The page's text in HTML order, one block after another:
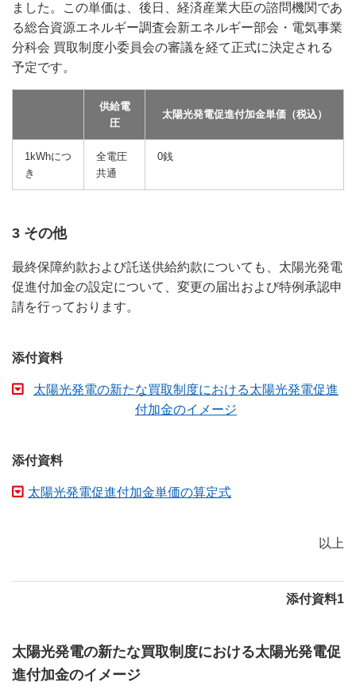
ました。この単価は、後日、経済産業大臣の諮問機関であ
る総合資源エネルギー調査会新エネルギー部会・電気事業
分科会 買取制度小委員会の審議を経て正式に決定される
予定です。
供給電
圧
太陽光発電促進付加金単価（税込）
1kWhにつ
き
全電圧
共通
0銭
3 その他
最終保障約款および託送供給約款についても、太陽光発電
促進付加金の設定について、変更の届出および特例承認申
請を行っております。
添付資料
太陽光発電の新たな買取制度における太陽光発電促進
付加金のイメージ
添付資料
太陽光発電促進付加金単価の算定式
以上
添付資料1
太陽光発電の新たな買取制度における太陽光発電促
進付加金のイメージ